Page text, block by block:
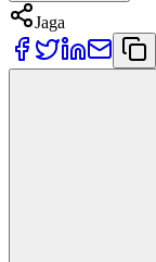
Jaga